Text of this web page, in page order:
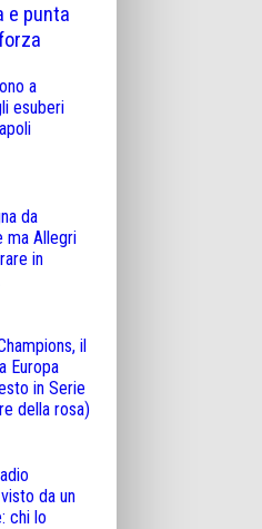
e punta
a
esuberi
da
ma Allegri
in
il
Europa
in Serie
della rosa)
da un
chi lo